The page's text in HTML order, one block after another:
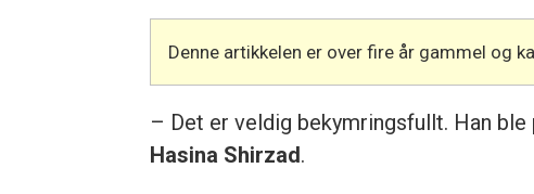
Denne artikkelen er over fire år gammel og
– Det er veldig bekymringsfullt. Han
Hasina Shirzad.